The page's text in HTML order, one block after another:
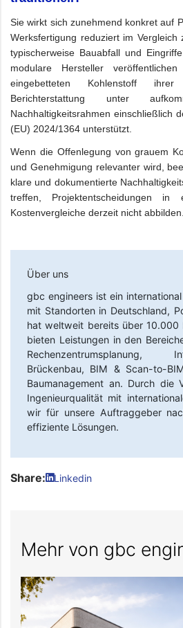
Sie wirkt sich zunehmend konkret auf
Werksfertigung reduziert im Vergleich
typischerweise Bauabfall und
modulare Hersteller
eingebetteten Kohlenstoff
Berichterstattung unter
Nachhaltigkeitsrahmen einschließlich
(EU) 2024/1364 unterstützt.
Wenn die Offenlegung von grauem
und Genehmigung relevanter wird,
klare und dokumentierte
treffen, Projektentscheidungen
Kostenvergleiche derzeit nicht abbilden.
Über uns
gbc engineers ist ein
mit Standorten in Deutschland,
hat weltweit bereits über 10.000
bieten Leistungen in den
Rechenzentrumsplanung,
Brückenbau, BIM & Scan-to-
Baumanagement an. Durch die
Ingenieurqualität mit
wir für unsere Auftraggeber
effiziente Lösungen.
Share: Linkedin
Mehr von gbc